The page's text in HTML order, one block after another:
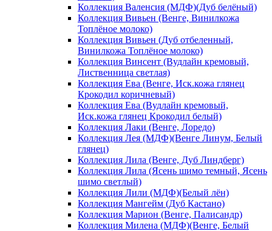
Коллекция Валенсия (МДФ)(Дуб белёный)
Коллекция Вивьен (Венге, Винилкожа
Топлёное молоко)
Коллекция Вивьен (Дуб отбеленный,
Винилкожа Топлёное молоко)
Коллекция Винсент (Вудлайн кремовый,
Лиственница светлая)
Коллекция Ева (Венге, Иск.кожа глянец
Крокодил коричневый)
Коллекция Ева (Вудлайн кремовый,
Иск.кожа глянец Крокодил белый)
Коллекция Лаки (Венге, Лоредо)
Коллекция Лея (МДФ)(Венге Линум, Белый
глянец)
Коллекция Лила (Венге, Дуб Линдберг)
Коллекция Лила (Ясень шимо темный, Ясень
шимо светлый)
Коллекция Лили (МДФ)(Белый лён)
Коллекция Мангейм (Дуб Кастано)
Коллекция Марион (Венге, Палисандр)
Коллекция Милена (МДФ)(Венге, Белый